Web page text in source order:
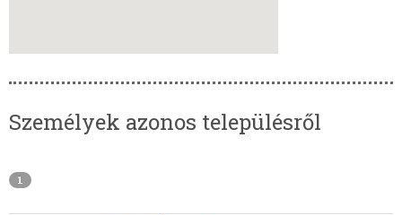
Személyek azonos településről
1